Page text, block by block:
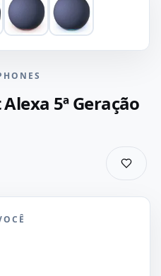
5ª Geração